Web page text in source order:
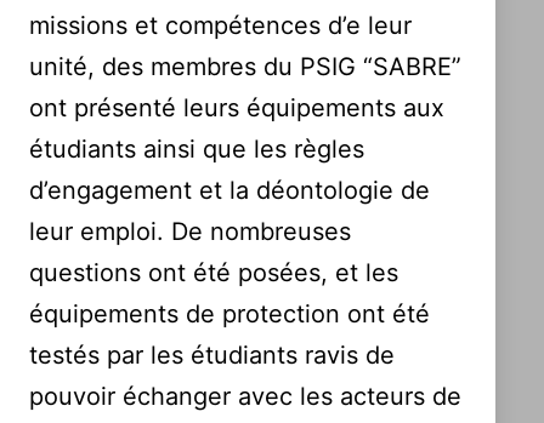
missions et compétences d’e leur
unité, des membres du PSIG “SABRE”
ont présenté leurs équipements aux
étudiants ainsi que les règles
d’engagement et la déontologie de
leur emploi. De nombreuses
questions ont été posées, et les
équipements de protection ont été
testés par les étudiants ravis de
pouvoir échanger avec les acteurs de